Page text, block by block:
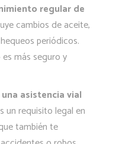
regular de
cambios de aceite,
periódicos.
más seguro y
asistencia vial
un requisito legal en
también te